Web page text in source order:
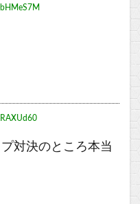
対決のところ本当